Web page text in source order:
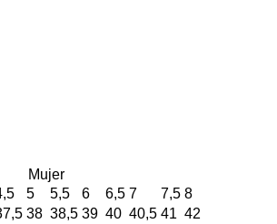
Mujer
5 5,5 6 6,5 7 7,5 8
38 38,5 39 40 40,5 41 42